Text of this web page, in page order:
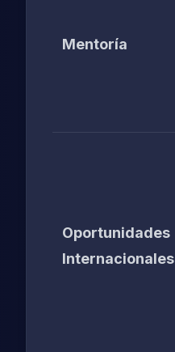
Mentoría
Oportunidades
Internacionales